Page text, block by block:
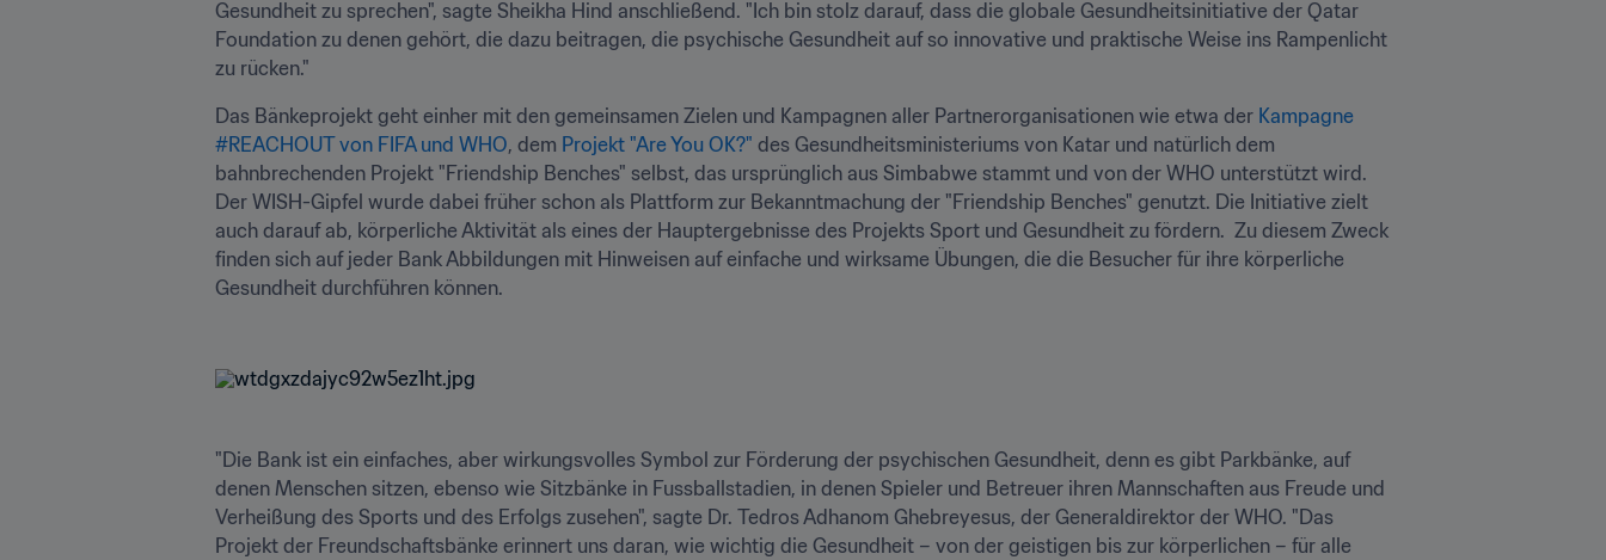
Gesundheit zu sprechen", sagte Sheikha Hind anschließend. "Ich bin stolz darauf, dass die globale Gesundheitsinitiative der Qatar
Foundation zu denen gehört, die dazu beitragen, die psychische Gesundheit auf so innovative und praktische Weise ins Rampenlicht
zu rücken."
Das Bänkeprojekt geht einher mit den gemeinsamen Zielen und Kampagnen aller Partnerorganisationen wie etwa der Kampagne
#REACHOUT von FIFA und WHO, dem Projekt "Are You OK?" des Gesundheitsministeriums von Katar und natürlich dem
bahnbrechenden Projekt "Friendship Benches" selbst, das ursprünglich aus Simbabwe stammt und von der WHO unterstützt wird.
Der WISH-Gipfel wurde dabei früher schon als Plattform zur Bekanntmachung der "Friendship Benches" genutzt. Die Initiative zielt
auch darauf ab, körperliche Aktivität als eines der Hauptergebnisse des Projekts Sport und Gesundheit zu fördern.  Zu diesem Zweck
finden sich auf jeder Bank Abbildungen mit Hinweisen auf einfache und wirksame Übungen, die die Besucher für ihre körperliche
Gesundheit durchführen können.
"Die Bank ist ein einfaches, aber wirkungsvolles Symbol zur Förderung der psychischen Gesundheit, denn es gibt Parkbänke, auf
denen Menschen sitzen, ebenso wie Sitzbänke in Fussballstadien, in denen Spieler und Betreuer ihren Mannschaften aus Freude und
Verheißung des Sports und des Erfolgs zusehen", sagte Dr. Tedros Adhanom Ghebreyesus, der Generaldirektor der WHO. "Das
Projekt der Freundschaftsbänke erinnert uns daran, wie wichtig die Gesundheit – von der geistigen bis zur körperlichen – für alle